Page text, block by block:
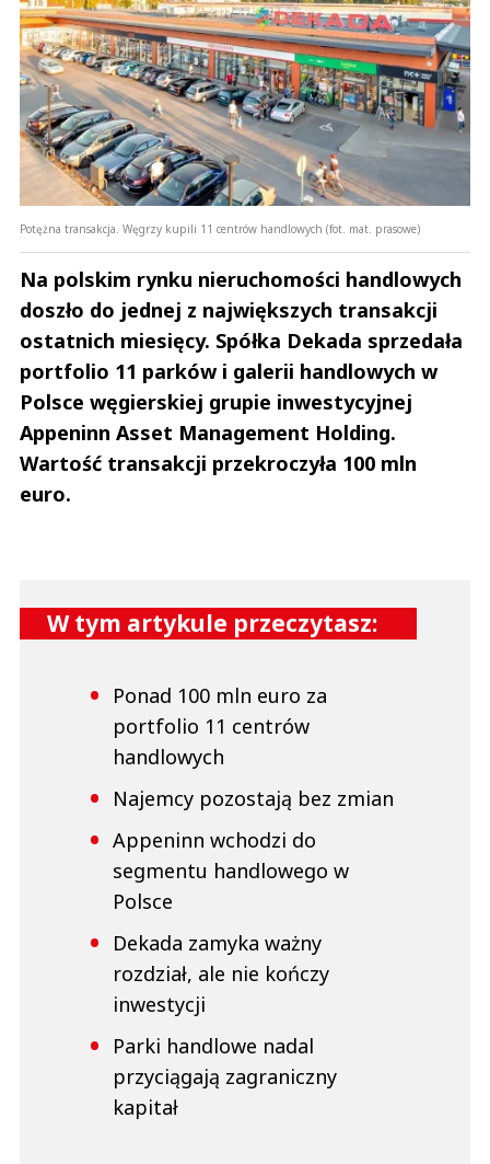
Potężna transakcja. Węgrzy kupili 11 centrów handlowych (fot. mat. prasowe)
Na polskim rynku nieruchomości handlowych
doszło do jednej z największych transakcji
ostatnich miesięcy. Spółka Dekada sprzedała
portfolio 11 parków i galerii handlowych w
Polsce węgierskiej grupie inwestycyjnej
Appeninn Asset Management Holding.
Wartość transakcji przekroczyła 100 mln
euro.
W tym artykule przeczytasz:
Ponad 100 mln euro za
portfolio 11 centrów
handlowych
Najemcy pozostają bez zmian
Appeninn wchodzi do
segmentu handlowego w
Polsce
Dekada zamyka ważny
rozdział, ale nie kończy
inwestycji
Parki handlowe nadal
przyciągają zagraniczny
kapitał